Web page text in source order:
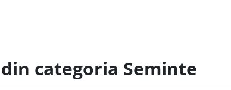
categoria Seminte